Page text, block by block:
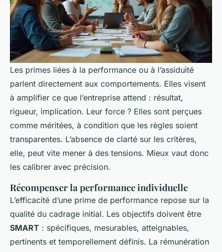
Les primes liées à la performance ou à l’assiduité
parlent directement aux comportements. Elles visent
à amplifier ce que l’entreprise attend : résultat,
rigueur, implication. Leur force ? Elles sont perçues
comme méritées, à condition que les règles soient
transparentes. L’absence de clarté sur les critères,
elle, peut vite mener à des tensions. Mieux vaut donc
les calibrer avec précision.
Récompenser la performance individuelle
L’efficacité d’une prime de performance repose sur la
qualité du cadrage initial. Les objectifs doivent être
SMART : spécifiques, mesurables, atteignables,
pertinents et temporellement définis. La rémunération